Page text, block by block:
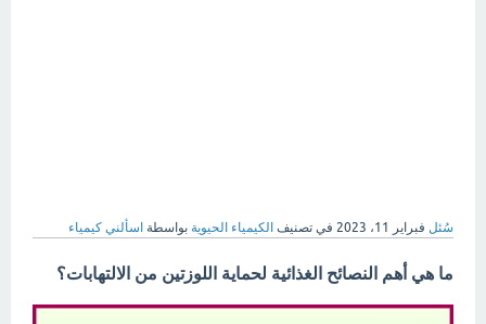
سُئل فبراير 11، 2023 في تصنيف الكيمياء الحيوية بواسطة اسألني كيمياء
ما هي أهم النصائح الغذائية لحماية اللوزتين من الالتهابات؟